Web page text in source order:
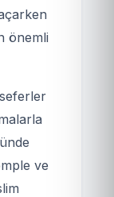
önemli
ve